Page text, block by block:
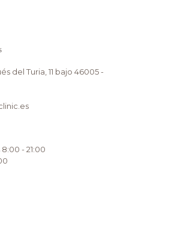
del Turia, 11 bajo 46005 -
- 21:00